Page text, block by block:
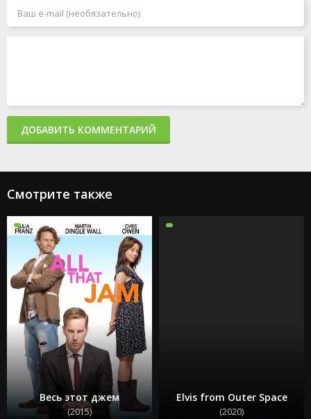
ДОБАВИТЬ КОММЕНТАРИЙ
Смотрите также
Весь этот джем
(2015)
Elvis from Outer Space
(2020)